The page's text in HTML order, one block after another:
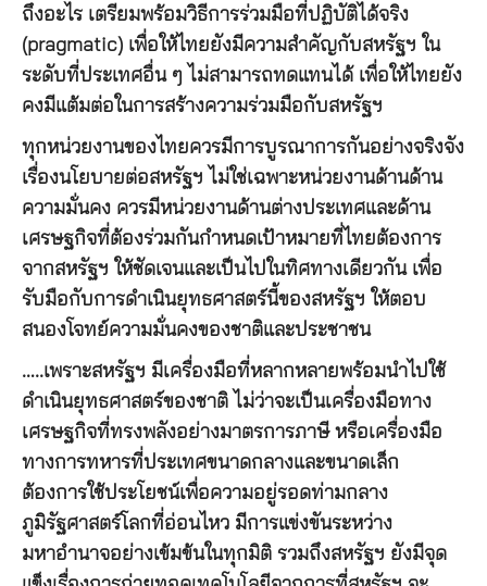
ถึงอะไร เตรียมพร้อมวิธีการร่วมมือที่ปฏิบัติได้จริง
(pragmatic) เพื่อให้ไทยยังมีความสำคัญกับสหรัฐฯ ใน
ระดับที่ประเทศอื่น ๆ ไม่สามารถทดแทนได้ เพื่อให้ไทยยัง
คงมีแต้มต่อในการสร้างความร่วมมือกับสหรัฐฯ
ทุกหน่วยงานของไทยควรมีการบูรณาการกันอย่างจริงจัง
เรื่องนโยบายต่อสหรัฐฯ ไม่ใช่เฉพาะหน่วยงานด้านด้าน
ความมั่นคง ควรมีหน่วยงานด้านต่างประเทศและด้าน
เศรษฐกิจที่ต้องร่วมกันกำหนดเป้าหมายที่ไทยต้องการ
จากสหรัฐฯ ให้ชัดเจนและเป็นไปในทิศทางเดียวกัน เพื่อ
รับมือกับการดำเนินยุทธศาสตร์นี้ของสหรัฐฯ ให้ตอบ
สนองโจทย์ความมั่นคงของชาติและประชาชน
…..เพราะสหรัฐฯ มีเครื่องมือที่หลากหลายพร้อมนำไปใช้
ดำเนินยุทธศาสตร์ของชาติ ไม่ว่าจะเป็นเครื่องมือทาง
เศรษฐกิจที่ทรงพลังอย่างมาตรการภาษี หรือเครื่องมือ
ทางการทหารที่ประเทศขนาดกลางและขนาดเล็ก
ต้องการใช้ประโยชน์เพื่อความอยู่รอดท่ามกลาง
ภูมิรัฐศาสตร์โลกที่อ่อนไหว มีการแข่งขันระหว่าง
มหาอำนาจอย่างเข้มข้นในทุกมิติ รวมถึงสหรัฐฯ ยังมีจุด